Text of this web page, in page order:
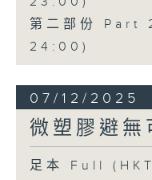
第二部份
24:00)
07/12/2025
微塑膠避無
足本 Full